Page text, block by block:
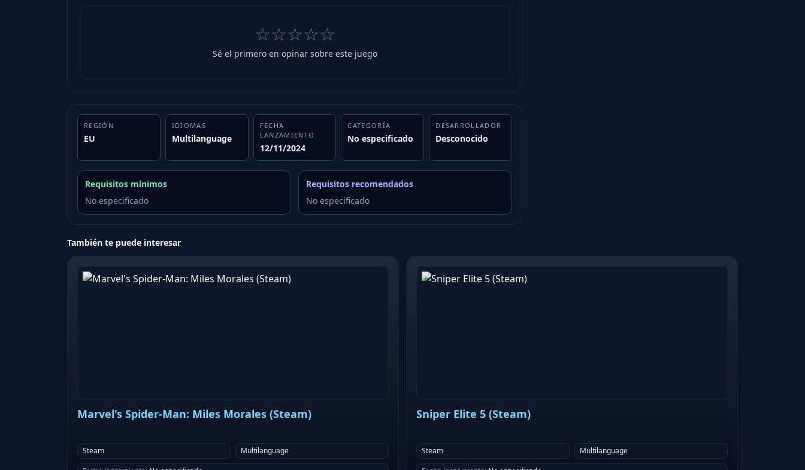
☆☆☆☆☆
Sé el primero en opinar sobre este juego
REGIÓN
EU
IDIOMAS
Multilanguage
FECHA
LANZAMIENTO
12/11/2024
CATEGORÍA
No especificado
DESARROLLADOR
Desconocido
Requisitos mínimos
No especificado
Requisitos recomendados
No especificado
También te puede interesar
Marvel's Spider-Man: Miles Morales (Steam)
Steam
Multilanguage
Sniper Elite 5 (Steam)
Steam
Multilanguage